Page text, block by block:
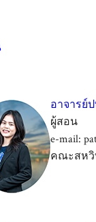
อาจารย์
ผู้สอน
e-mail:
คณะสหวิ